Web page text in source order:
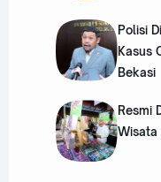
‎Polisi
Kasus
Bekasi
‎Resmi
Wisata